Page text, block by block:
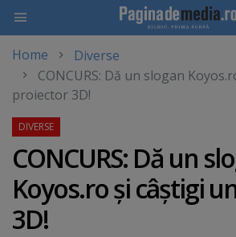
main
content
Home
Diverse
CONCURS: Dă un slogan
proiector 3D!
CONCURS: Dă un
Koyos.ro şi câştigi
3D!